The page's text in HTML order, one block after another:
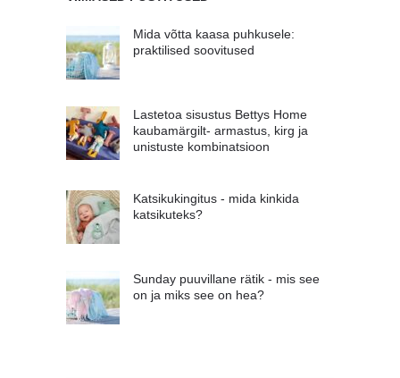
Mida võtta kaasa puhkusele:
praktilised soovitused
Lastetoa sisustus Bettys Home
kaubamärgilt- armastus, kirg ja
unistuste kombinatsioon
Katsikukingitus - mida kinkida
katsikuteks?
Sunday puuvillane rätik - mis see
on ja miks see on hea?